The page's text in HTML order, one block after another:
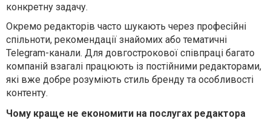
конкретну задачу.
Окремо редакторів часто шукають через професійні
спільноти, рекомендації знайомих або тематичні
Telegram-канали. Для довгострокової співпраці багато
компаній взагалі працюють із постійними редакторами,
які вже добре розуміють стиль бренду та особливості
контенту.
Чому краще не економити на послугах редактора